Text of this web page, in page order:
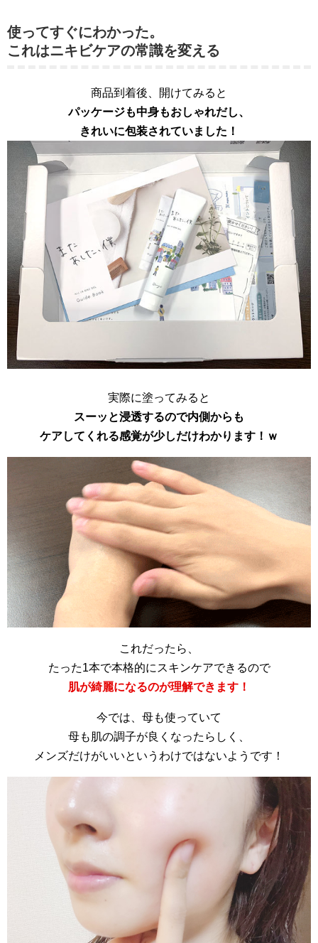
使ってすぐにわかった。
これはニキビケアの常識を変える
商品到着後、開けてみると
パッケージも中身もおしゃれだし、
きれいに包装されていました！
実際に塗ってみると
スーッと浸透するので内側からも
ケアしてくれる感覚が少しだけわかります！ｗ
これだったら、
たった1本で本格的にスキンケアできるので
肌が綺麗になるのが理解できます！
今では、母も使っていて
母も肌の調子が良くなったらしく、
メンズだけがいいというわけではないようです！